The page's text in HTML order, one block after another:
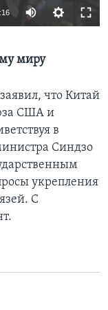
миру
что Китай
США и
в
Синдзо
укрепления
С